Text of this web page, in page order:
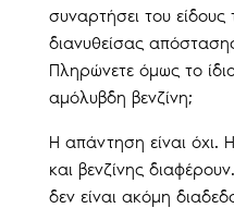
συναρτήσει του
διανυθείσας
Πληρώνετε όμως το
αμόλυβδη βενζίνη;
Η απάντηση είναι όχι.
και βενζίνης
δεν είναι ακόμη